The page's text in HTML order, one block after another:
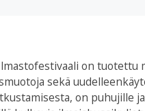
on tuotettu
sekä
on puhujille